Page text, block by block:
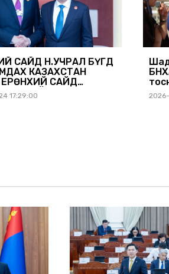
САЙД Н.УЧРАЛ БҮГД
КАЗАХСТАН
САЙД
УУЛЗАВ
17:29:00